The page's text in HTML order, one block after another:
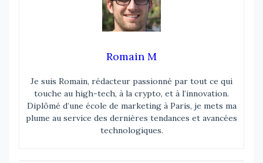
Romain M
Je suis Romain, rédacteur passionné par tout ce qui
touche au high-tech, à la crypto, et à l’innovation.
Diplômé d’une école de marketing à Paris, je mets ma
plume au service des dernières tendances et avancées
technologiques.